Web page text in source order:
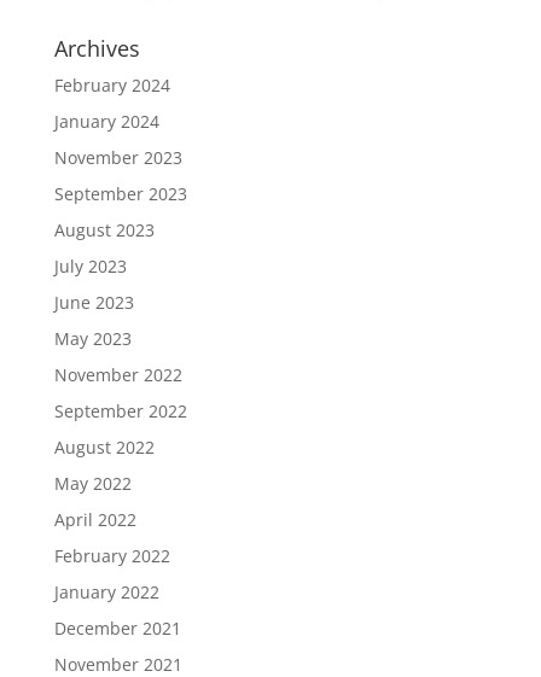
Archives
February 2024
January 2024
November 2023
September 2023
August 2023
July 2023
June 2023
May 2023
November 2022
September 2022
August 2022
May 2022
April 2022
February 2022
January 2022
December 2021
November 2021